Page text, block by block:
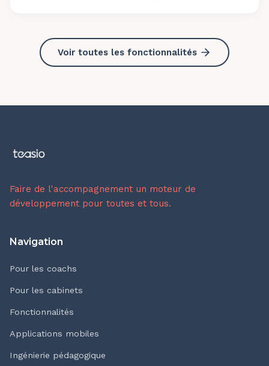
Voir toutes les fonctionnalités
Faire de l'accompagnement un moteur de
développement pour toutes et tous.
Navigation
Pour les coachs
Pour les cabinets
Fonctionnalités
Applications mobiles
Ingénierie pédagogique